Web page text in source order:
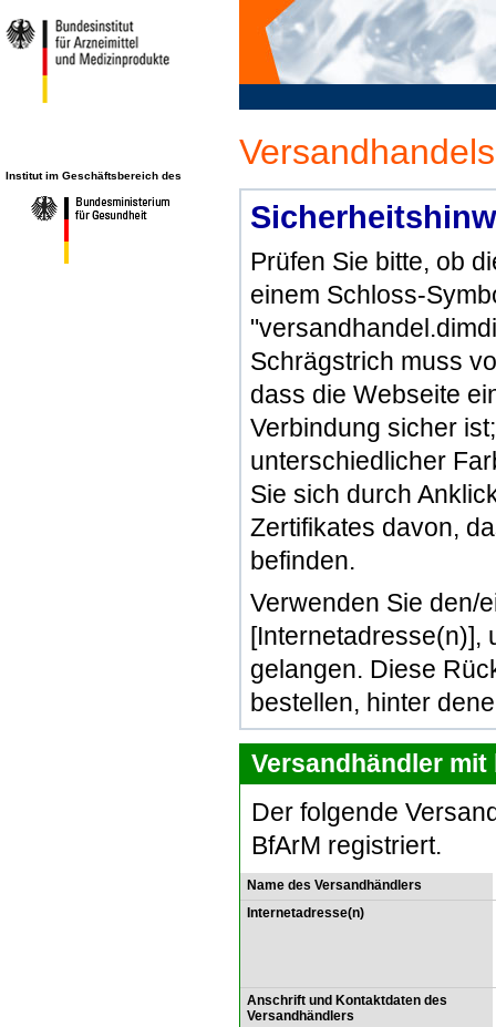
Institut im Geschäftsbereich des
Prüfen Sie bitte, ob
einem Schloss-
Schrägstrich muss
dass die Webseite
Verbindung sicher
unterschiedlicher
Sie sich durch
Zertifikates davon,
befinden.
Verwenden Sie den/
[Internetadresse(n)],
gelangen. Diese
bestellen, hinter
Versandhändler
Der folgende
BfArM registriert.
Name des Versandhändlers
Internetadresse(n)
Anschrift und Kontaktdaten des
Versandhändlers